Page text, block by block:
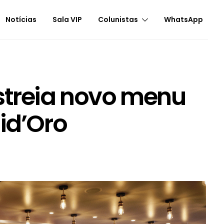
Notícias Sala VIP Colunistas WhatsApp
novo menu